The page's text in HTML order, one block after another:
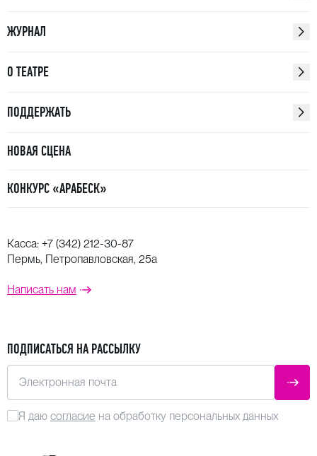
ЖУРНАЛ
О ТЕАТРЕ
ПОДДЕРЖАТЬ
НОВАЯ СЦЕНА
КОНКУРС «АРАБЕСК»
Касса: +7 (342) 212-30-87
Пермь, Петропавловская, 25а
Написать нам
ПОДПИСАТЬСЯ НА РАССЫЛКУ
Электронная почта
Я даю согласие на обработку персональных данных